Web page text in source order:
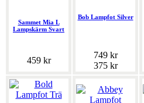
Sammet Mia L
Lampskärm Svart
459 kr
Bob Lampfot Silver
749 kr
375 kr